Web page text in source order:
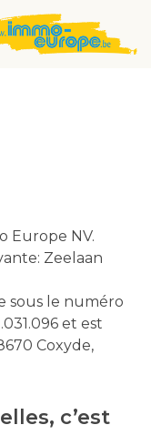
Europe NV.
Zeelaan
sous le numéro
et est
Coxyde,
c’est